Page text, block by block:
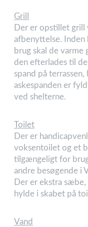
Grill
Der er opstillet
afbenyttelse. Inden
brug skal de
den efterlades til
spand på
askespanden er
ved shelterne.
Toilet
Der er
voksentoilet og et
tilgængeligt for
andre besøgende i
Der er ekstra
hylde i skabet på
Vand